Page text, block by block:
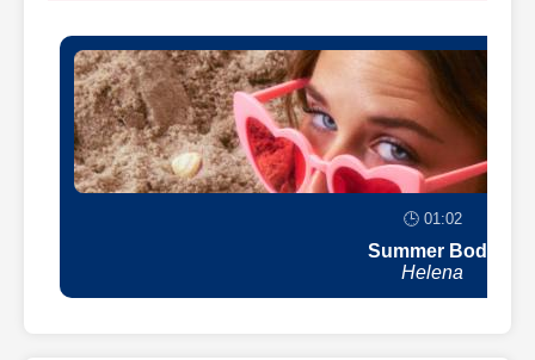
🕒 01:02
Summer Body
Helena